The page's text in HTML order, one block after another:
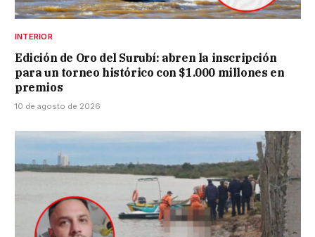
INTERIOR
Edición de Oro del Surubí: abren la inscripción
para un torneo histórico con $1.000 millones en
premios
10 de agosto de 2026